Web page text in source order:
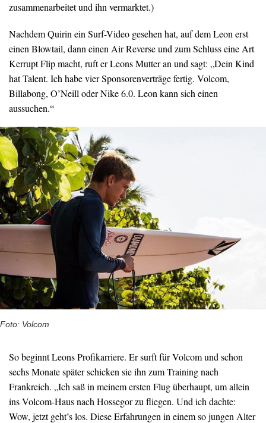
zusammenarbeitet und ihn vermarktet.)
Nachdem Quirin ein Surf-Video gesehen hat, auf dem Leon erst
einen Blowtail, dann einen Air Reverse und zum Schluss eine Art
Kerrupt Flip macht, ruft er Leons Mutter an und sagt: „Dein Kind
hat Talent. Ich habe vier Sponsorenverträge fertig. Volcom,
Billabong, O’Neill oder Nike 6.0. Leon kann sich einen
aussuchen.“
Foto: Volcom
So beginnt Leons Profikarriere. Er surft für Volcom und schon
sechs Monate später schicken sie ihn zum Training nach
Frankreich. „Ich saß in meinem ersten Flug überhaupt, um allein
ins Volcom-Haus nach Hossegor zu fliegen. Und ich dachte:
Wow, jetzt geht’s los. Diese Erfahrungen in einem so jungen Alter